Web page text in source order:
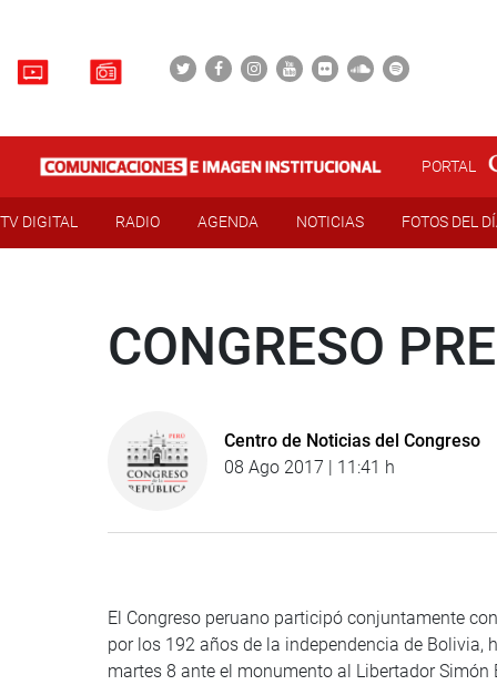
PORTAL
TV DIGITAL RADIO AGENDA NOTICIAS FOTOS DEL
CONGRESO
Centro de Noticias del Congreso
08 Ago 2017 | 11:41 h
El Congreso peruano participó conjuntamente
por los 192 años de la independencia de Bolivia,
martes 8 ante el monumento al Libertador Simón